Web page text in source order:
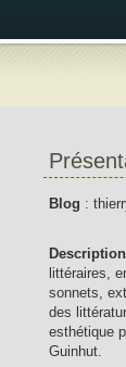
Blog :
Description
littéraires,
sonnets,
des
esthétique
Guinhut.